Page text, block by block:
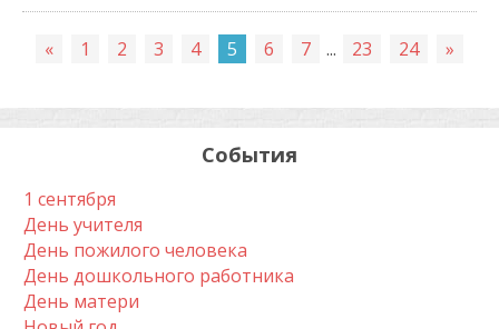
« 1 2 3 4 5 6 7 ... 23 24 »
События
1 сентября
День учителя
День пожилого человека
День дошкольного работника
День матери